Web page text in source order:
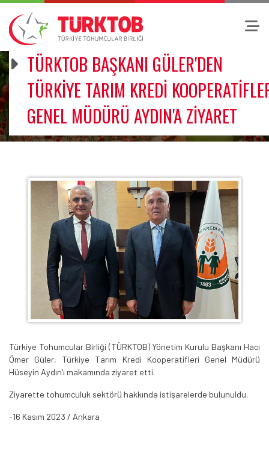
TÜRKTOB BAŞKANI GÜLER'DEN
TÜRKİYE TARIM KREDİ
GENEL MÜDÜRÜ AYDIN'A ZİYARET
Türkiye Tohumcular Birliği (TÜRKTOB) Yönetim Kurulu Başkanı Hacı
Ömer Güler, Türkiye Tarım Kredi Kooperatifleri Genel Müdürü
Hüseyin Aydın'ı makamında ziyaret etti.
Ziyarette tohumculuk sektörü hakkında istişarelerde bulunuldu.
-16 Kasım 2023 / Ankara